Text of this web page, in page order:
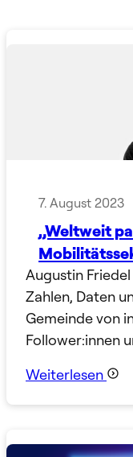
7. August 2023
„Weltweit
Augustin
Zahlen, Daten
Gemeinde von
Follower:innen
Weiterlesen